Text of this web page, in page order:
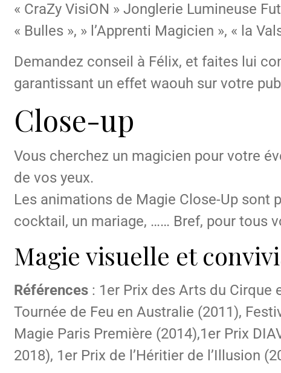
« CraZy VisiON » Jonglerie Lumineuse
« Bulles », » l’Apprenti Magicien », « la
Demandez conseil à Félix, et faites lui
garantissant un effet waouh sur votre
Close-up
Vous cherchez un magicien pour votre
de vos yeux.
Les animations de Magie Close-Up sont
cocktail, un mariage, …… Bref, pour tous
Magie visuelle et
Références : 1er Prix des Arts du Cirque
Tournée de Feu en Australie (2011),
Magie Paris Première (2014),1er Prix
2018), 1er Prix de l’Héritier de l’Illusion